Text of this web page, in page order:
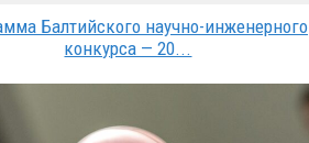
Балтийского научно-инженерного
конкурса — 20...